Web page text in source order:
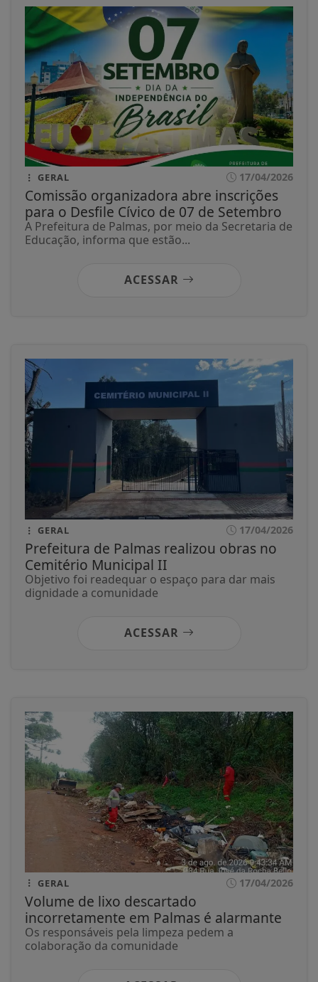
GERAL 17/04/2026
Comissão organizadora abre inscrições
para o Desfile Cívico de 07 de Setembro
A Prefeitura de Palmas, por meio da Secretaria de
Educação, informa que estão...
ACESSAR
GERAL 17/04/2026
Prefeitura de Palmas realizou obras no
Cemitério Municipal II
Objetivo foi readequar o espaço para dar mais
dignidade a comunidade
ACESSAR
GERAL 17/04/2026
Volume de lixo descartado
incorretamente em Palmas é alarmante
Os responsáveis pela limpeza pedem a
colaboração da comunidade